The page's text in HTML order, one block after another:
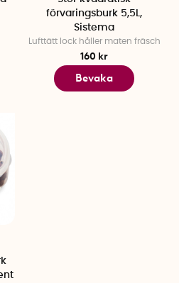
förvaringsburk 5,5L,
Sistema
Lufttätt lock håller maten fräsch
160 kr
Bevaka